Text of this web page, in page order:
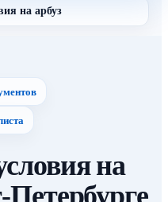
на арбуз
на